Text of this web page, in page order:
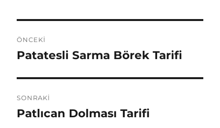
gezinmesi
ÖNCEKI
Önceki
Patatesli Sarma Börek Tarifi
SONRAKI
Sonraki
Patlıcan Dolması Tarifi